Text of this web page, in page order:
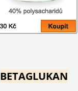
BETAGLUKAN